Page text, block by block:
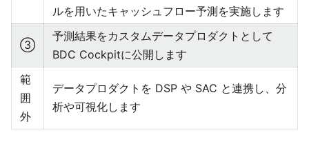
ルを用いたキャッシュフロー予測を実施します
③
予測結果をカスタムデータプロダクトとして
BDC Cockpitに公開します
範
囲
外
データプロダクトを DSP や SAC と連携し、分
析や可視化します